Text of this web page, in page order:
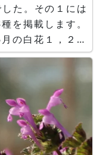
た。その１には
を掲載します。
の白花１，２を
りました。 ■
も撮影した花写
花を咲かせる花